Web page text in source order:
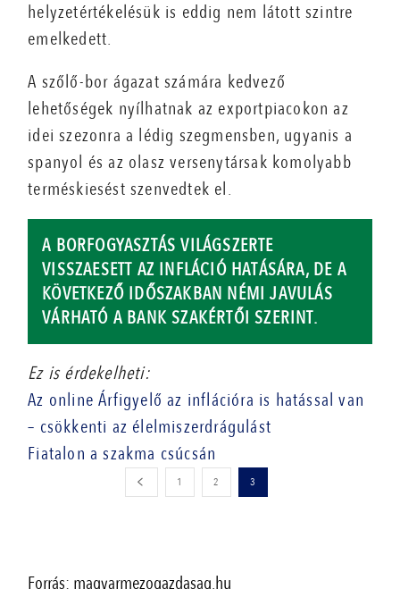
helyzetértékelésük is eddig nem látott szintre
emelkedett.
A szőlő-bor ágazat számára kedvező
lehetőségek nyílhatnak az exportpiacokon az
idei szezonra a lédig szegmensben, ugyanis a
spanyol és az olasz versenytársak komolyabb
terméskiesést szenvedtek el.
A BORFOGYASZTÁS VILÁGSZERTE
VISSZAESETT AZ INFLÁCIÓ HATÁSÁRA, DE A
KÖVETKEZŐ IDŐSZAKBAN NÉMI JAVULÁS
VÁRHATÓ A BANK SZAKÉRTŐI SZERINT.
Ez is érdekelheti:
Az online Árfigyelő az inflációra is hatással van
– csökkenti az élelmiszerdrágulást
Fiatalon a szakma csúcsán
1 2 3
Forrás: magyarmezogazdasag.hu